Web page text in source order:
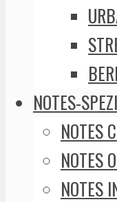
NOTES-
NOTES
NOTES
NOTES